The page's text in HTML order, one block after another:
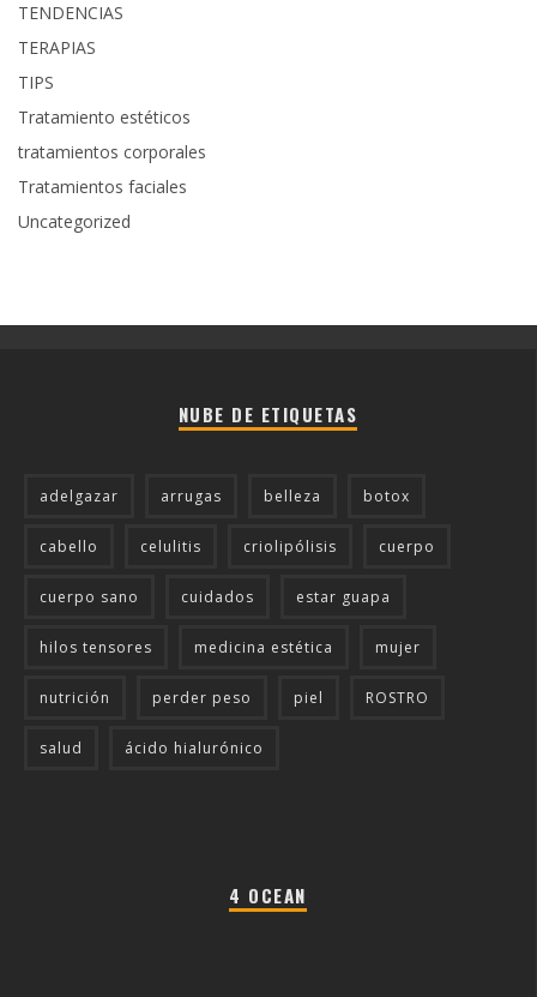
TENDENCIAS
TERAPIAS
TIPS
Tratamiento estéticos
tratamientos corporales
Tratamientos faciales
Uncategorized
NUBE DE ETIQUETAS
adelgazar arrugas belleza botox
cabello celulitis criolipólisis cuerpo
cuerpo sano cuidados estar guapa
hilos tensores medicina estética mujer
nutrición perder peso piel ROSTRO
salud ácido hialurónico
4 OCEAN